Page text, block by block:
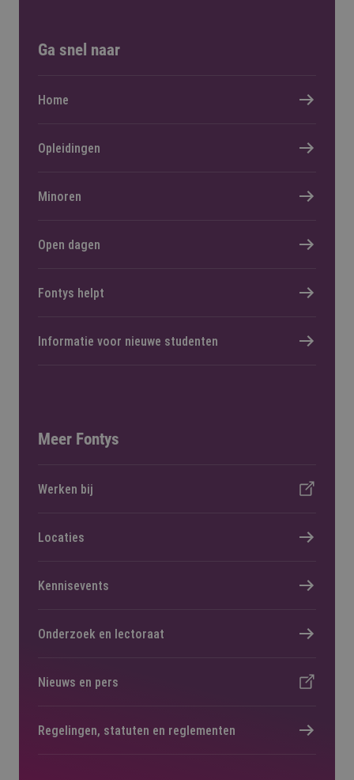
Ga snel naar
Home
Opleidingen
Minoren
Open dagen
Fontys helpt
Informatie voor nieuwe studenten
Meer Fontys
Werken bij
Locaties
Kennisevents
Onderzoek en lectoraat
Nieuws en pers
Regelingen, statuten en reglementen